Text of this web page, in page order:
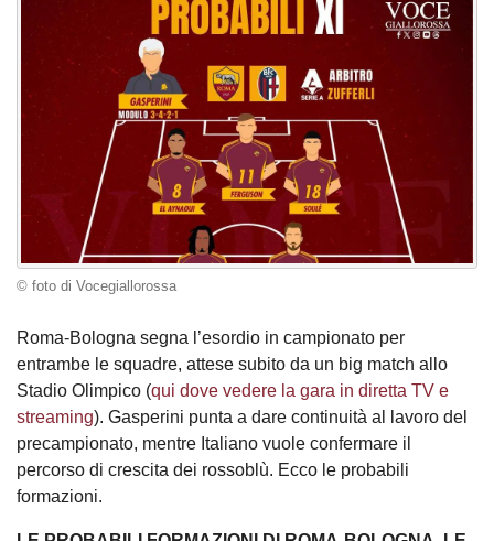
© foto di Vocegiallorossa
Roma-Bologna segna l’esordio in campionato per
entrambe le squadre, attese subito da un big match allo
Stadio Olimpico (qui dove vedere la gara in diretta TV e
streaming). Gasperini punta a dare continuità al lavoro del
precampionato, mentre Italiano vuole confermare il
percorso di crescita dei rossoblù. Ecco le probabili
formazioni.